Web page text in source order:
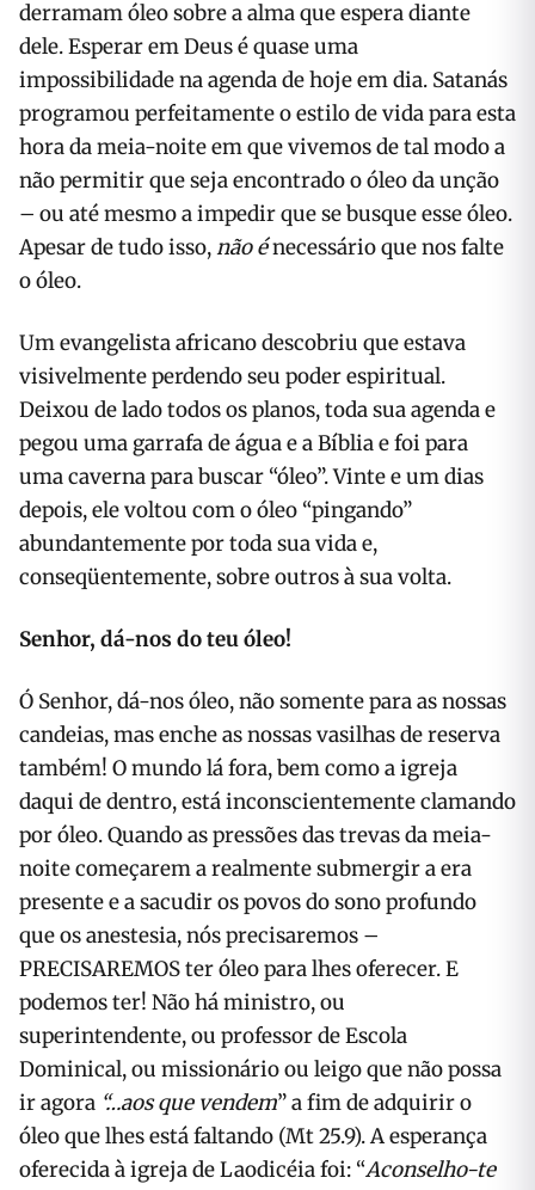
derramam óleo sobre a alma que espera diante
dele. Esperar em Deus é quase uma
impossibilidade na agenda de hoje em dia. Satanás
programou perfeitamente o estilo de vida para esta
hora da meia-noite em que vivemos de tal modo a
não permitir que seja encontrado o óleo da unção
– ou até mesmo a impedir que se busque esse óleo.
Apesar de tudo isso,não énecessário que nos falte
o óleo.
Um evangelista africano descobriu que estava
visivelmente perdendo seu poder espiritual.
Deixou de lado todos os planos, toda sua agenda e
pegou uma garrafa de água e a Bíblia e foi para
uma caverna para buscar “óleo”. Vinte e um dias
depois, ele voltou com o óleo “pingando”
abundantemente por toda sua vida e,
conseqüentemente, sobre outros à sua volta.
Senhor, dá-nos do teu óleo!
Ó Senhor, dá-nos óleo, não somente para as nossas
candeias, mas enche as nossas vasilhas de reserva
também! O mundo lá fora, bem como a igreja
daqui de dentro, está inconscientemente clamando
por óleo. Quando as pressões das trevas da meia-
noite começarem a realmente submergir a era
presente e a sacudir os povos do sono profundo
que os anestesia, nós precisaremos –
PRECISAREMOS ter óleo para lhes oferecer. E
podemos ter! Não há ministro, ou
superintendente, ou professor de Escola
Dominical, ou missionário ou leigo que não possa
ir agora “…aos que vendem” a fim de adquirir o
óleo que lhes está faltando (Mt 25.9). A esperança
oferecida à igreja de Laodicéia foi: “Aconselho-te